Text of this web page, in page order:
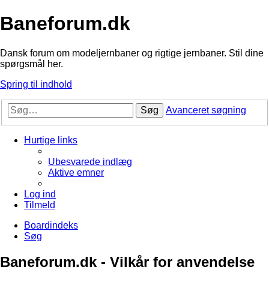
Baneforum.dk
Dansk forum om modeljernbaner og rigtige jernbaner. Stil dine
spørgsmål her.
Spring til indhold
Søg Avanceret søgning
Hurtige links
Ubesvarede indlæg
Aktive emner
Log ind
Tilmeld
Boardindeks
Søg
Baneforum.dk - Vilkår for anvendelse